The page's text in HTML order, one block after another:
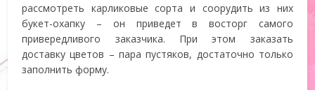
рассмотреть карликовые сорта и соорудить из них
букет-охапку – он приведет в восторг самого
привередливого заказчика. При этом заказать
доставку цветов – пара пустяков, достаточно только
заполнить форму.